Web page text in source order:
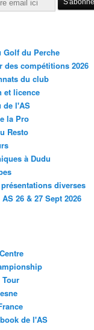
Golf du Perche
des compétitions 2026
du club
et licence
de l'AS
la Pro
Resto
à Dudu
diverses
26 & 27 Sept 2026
Tour
de l'AS